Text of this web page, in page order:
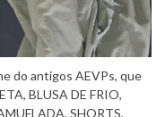
do antigos AEVPs, que
BLUSA DE FRIO,
SHORTS,